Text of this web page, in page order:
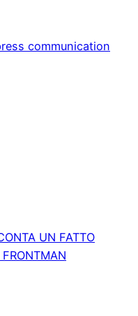
communication